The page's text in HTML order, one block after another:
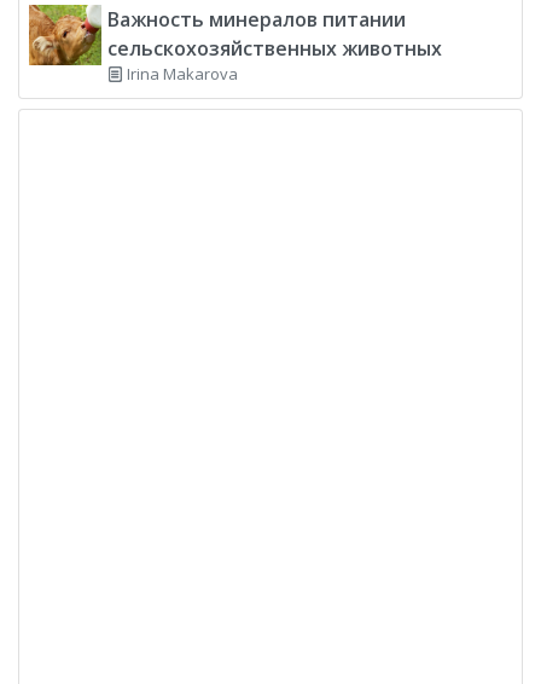
Важность минералов питании
сельскохозяйственных животных
Irina Makarova